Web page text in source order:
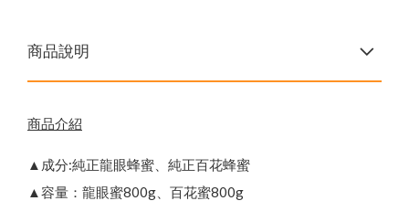
商品說明
商品介紹
▲成分:純正龍眼蜂蜜、純正百花蜂蜜
▲容量：龍眼蜜800g、百花蜜800g